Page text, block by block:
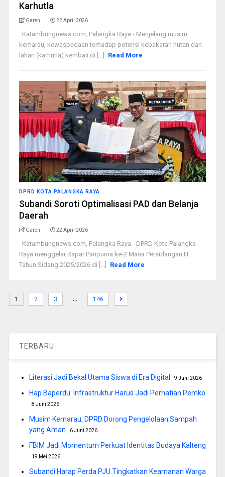
Karhutla
Garen 22 April 2026
Katambungnews.com, Palangka Raya - Menjelang musim
kemarau, kewaspadaan terhadap potensi kebakaran hutan dan
lahan (karhutla) kembali di [...]
Read More
DPRD KOTA PALANGKA RAYA
Subandi Soroti Optimalisasi PAD dan Belanja
Daerah
Garen 22 April 2026
Katambungnews.com, Palangka Raya - DPRD Kota Palangka
Raya menggelar Rapat Paripurna ke-2 Masa Persidangan III
Tahun Sidang 2025/2026 di [...]
Read More
1 2 3 … 146
TERBARU
Literasi Jadi Bekal Utama Siswa di Era Digital 9 Juni 2026
Hap Baperdu: Infrastruktur Harus Jadi Perhatian Pemko
8 Juni 2026
Musim Kemarau, DPRD Dorong Pengelolaan Sampah
yang Aman
6 Juni 2026
FBIM Jadi Momentum Perkuat Identitas Budaya Kalteng
19 Mei 2026
Subandi Harap Perda PJU Tingkatkan Keamanan Warga